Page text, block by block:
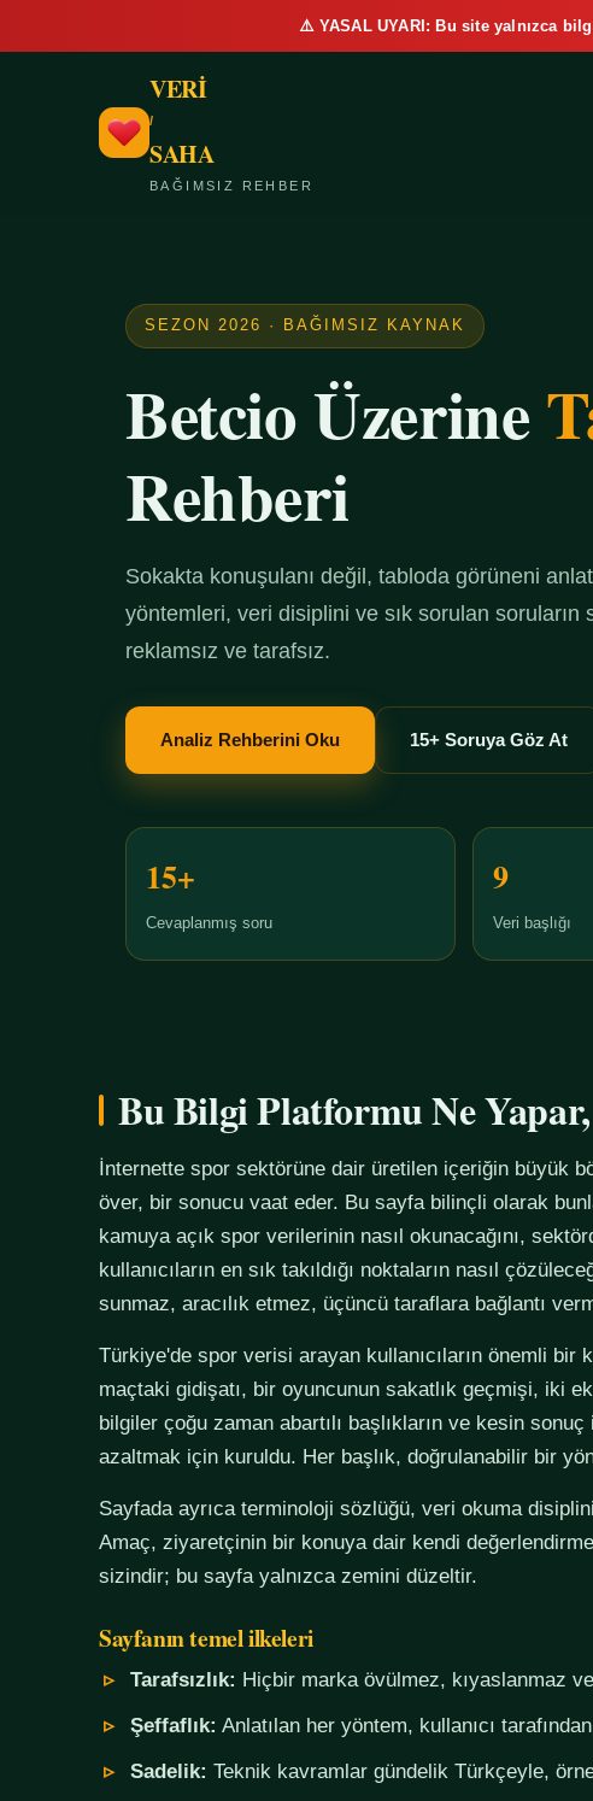
⚠️ YASAL UYARI: Bu site yalnızca
VERİ
/
SAHA
BAĞIMSIZ REHBER
SEZON 2026 · BAĞIMSIZ KAYNAK
Betcio Üzerine
Rehberi
Sokakta konuşulanı değil, tabloda görüneni
yöntemleri, veri disiplini ve sık sorulan
reklamsız ve tarafsız.
Analiz Rehberini Oku 15+ Soruya Göz At
15+
Cevaplanmış soru
9
Veri başlığı
Bu Bilgi Platformu Ne
İnternette spor sektörüne dair üretilen içeriğin büyük
över, bir sonucu vaat eder. Bu sayfa bilinçli olarak
kamuya açık spor verilerinin nasıl okunacağını,
kullanıcıların en sık takıldığı noktaların nasıl
sunmaz, aracılık etmez, üçüncü taraflara bağlantı
Türkiye'de spor verisi arayan kullanıcıların önemli bir
maçtaki gidişatı, bir oyuncunun sakatlık geçmişi, iki
bilgiler çoğu zaman abartılı başlıkların ve kesin
azaltmak için kuruldu. Her başlık, doğrulanabilir bir
Sayfada ayrıca terminoloji sözlüğü, veri okuma
Amaç, ziyaretçinin bir konuya dair kendi
sizindir; bu sayfa yalnızca zemini düzeltir.
Sayfanın temel ilkeleri
Tarafsızlık: Hiçbir marka övülmez, kıyaslanmaz
Şeffaflık: Anlatılan her yöntem, kullanıcı
Sadelik: Teknik kavramlar gündelik Türkçeyle,